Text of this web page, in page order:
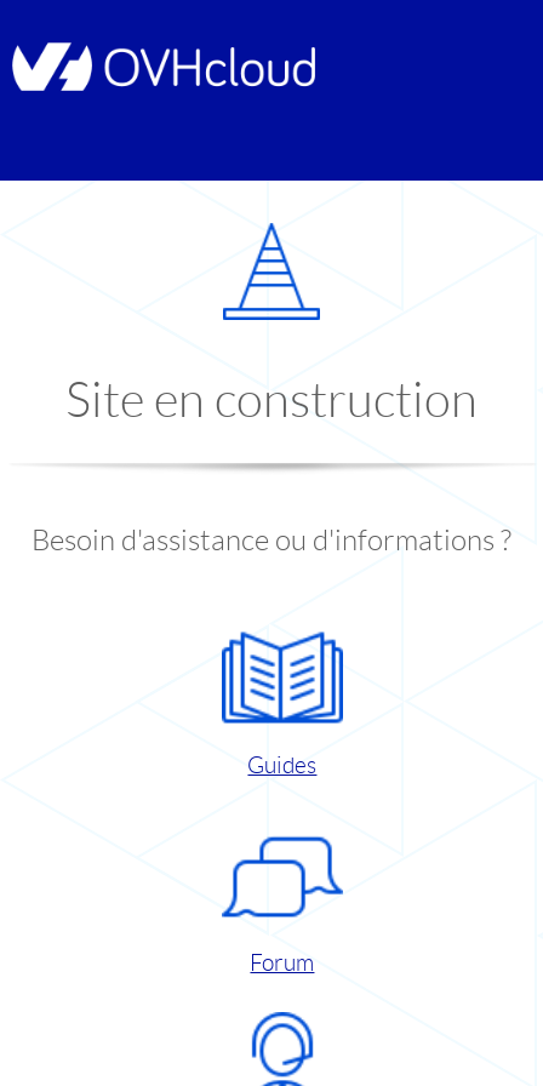
Site en construction
Besoin d'assistance ou d'informations ?
Guides
Forum